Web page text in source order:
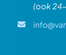
(ook